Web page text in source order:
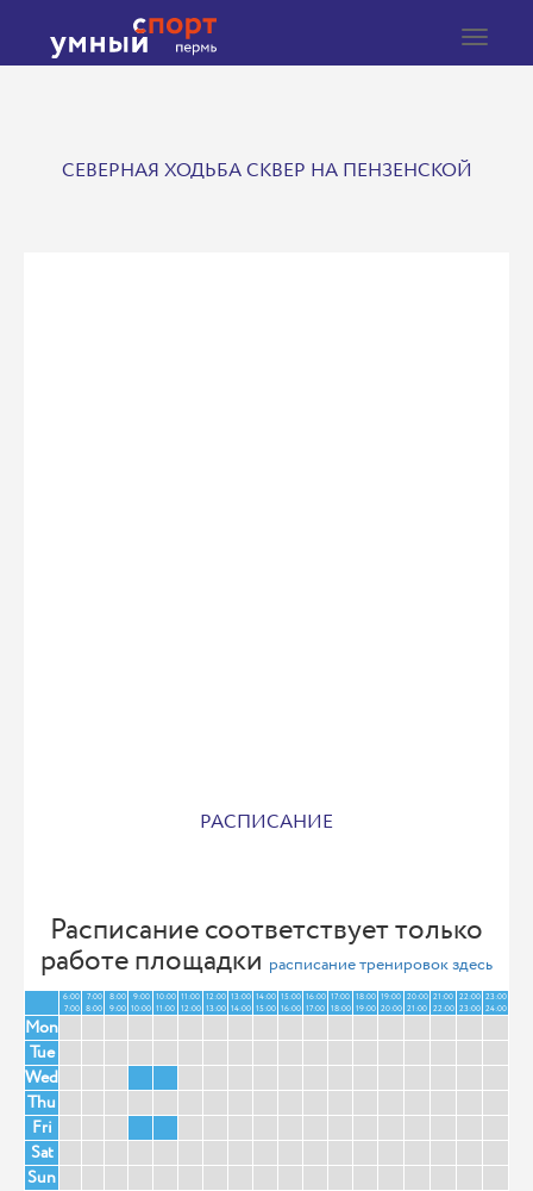
Toggle
СЕВЕРНАЯ ХОДЬБА СКВЕР НА ПЕНЗЕНСКОЙ
РАСПИСАНИЕ
Расписание соответствует только
работе площадки расписание тренировок здесь
6:00
7:00
7:00
8:00
8:00
9:00
9:00
10:00
10:00
11:00
11:00
12:00
12:00
13:00
13:00
14:00
14:00
15:00
15:00
16:00
16:00
17:00
17:00
18:00
18:00
19:00
19:00
20:00
20:00
21:00
21:00
22:00
22:00
23:00
23:00
24:00
Mon
Tue
Wed
Thu
Fri
Sat
Sun